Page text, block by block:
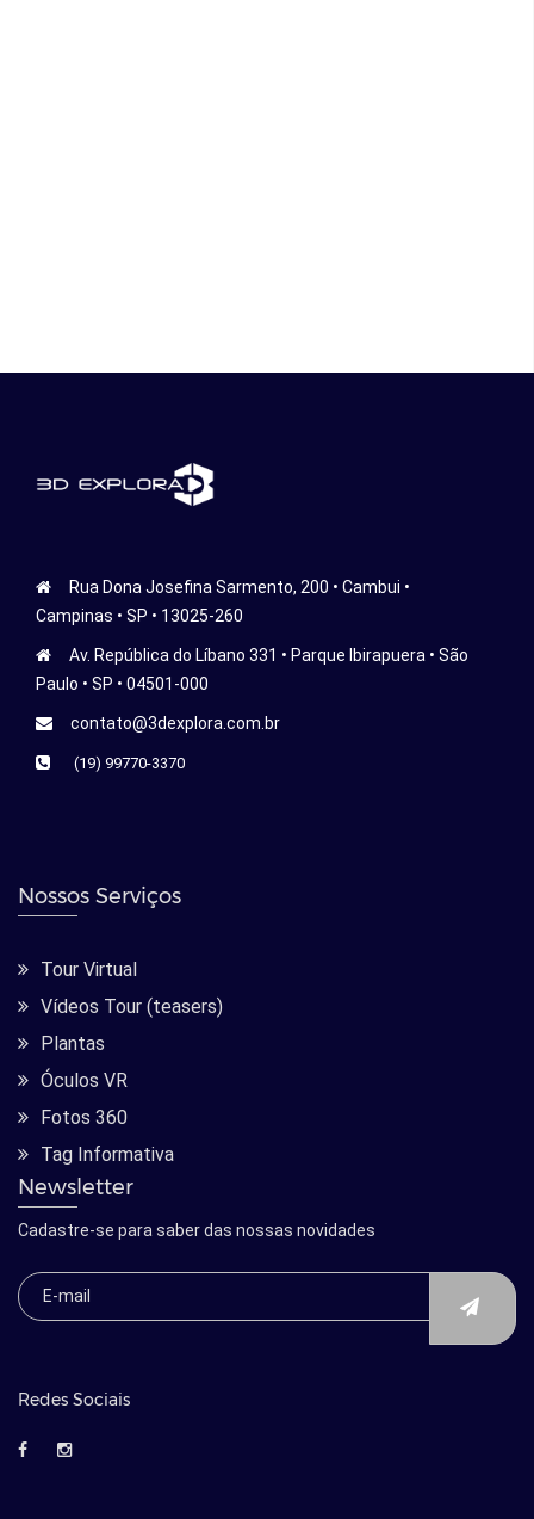
Rua Dona Josefina Sarmento, 200 • Cambui •
Campinas • SP • 13025-260
Av. República do Líbano 331 • Parque Ibirapuera • São
Paulo • SP • 04501-000
contato@3dexplora.com.br
(19) 99770-3370
Nossos Serviços
Tour Virtual
Vídeos Tour (teasers)
Plantas
Óculos VR
Fotos 360
Tag Informativa
Newsletter
Cadastre-se para saber das nossas novidades
Redes Sociais